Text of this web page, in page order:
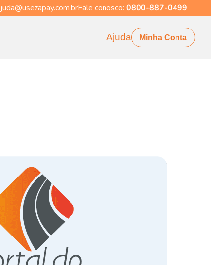
Fale conosco: 0800-887-0499
Ajuda Minha Conta